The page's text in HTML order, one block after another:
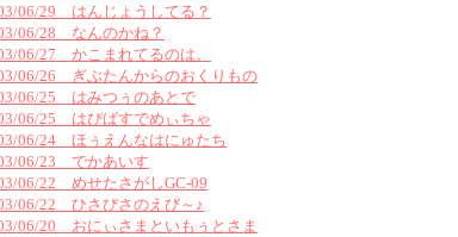
06/29 はんじょうしてる？
06/28 なんのかね？
06/27 かこまれてるのは。
06/26 ぎぶたんからのおくりもの
06/25 はみつぅのあとで
06/25 はぴばすでめぃちゃ
06/24 ほぅえんなはにゅたち
06/23 でかあいす
06/22 めせたさがしGC-09
06/22 ひさびさのえび～♪
06/20 おにぃさまといもぅとさま